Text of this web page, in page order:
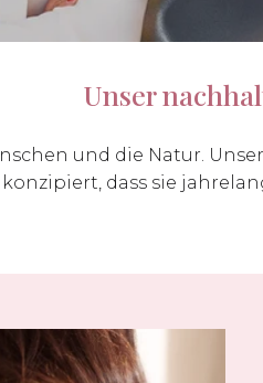
Unser
und die Natur.
dass sie